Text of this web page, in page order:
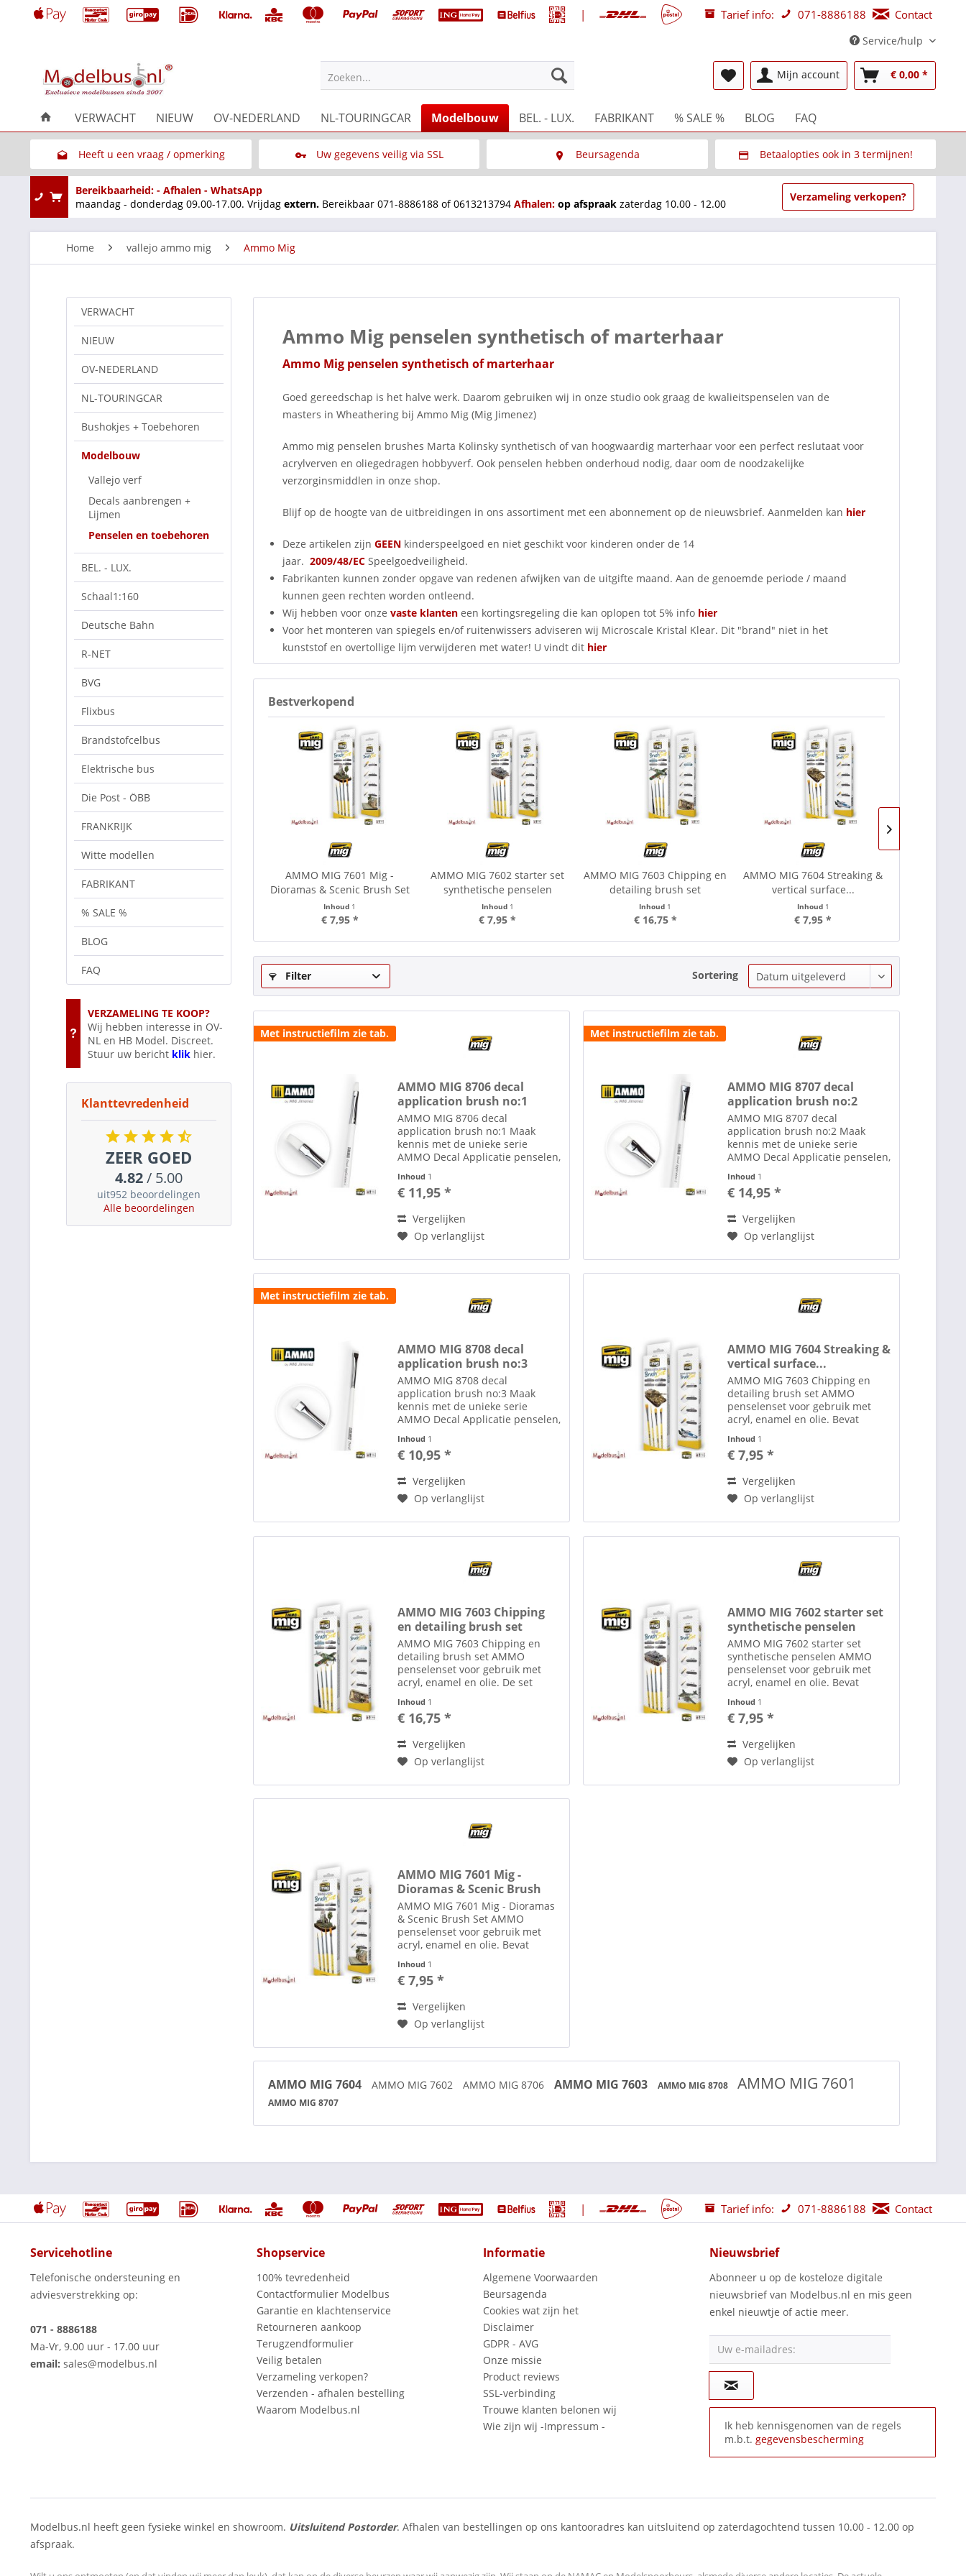
| Tarief info: 071-8886188 Contact
Service/hulp
Zoeken... Mijn account € 0,00 *
VERWACHT NIEUW OV-NEDERLAND NL-TOURINGCAR Modelbouw BEL. - LUX. FABRIKANT % SALE % BLOG FAQ
Heeft u een vraag / opmerking
Link naar het contactformulier
Uw gegevens veilig via SSL Beursagenda Betaalopties ook in 3 termijnen!
Via Multisafepay (veilig via SSL)
Bereikbaarheid: - Afhalen - WhatsApp
maandag - donderdag 09.00-17.00. Vrijdag extern. Bereikbaar 071-8886188 of 0613213794 Afhalen: op afspraak zaterdag 10.00 - 12.00
Verzameling verkopen?
Home vallejo ammo mig Ammo Mig
VERWACHT
NIEUW
OV-NEDERLAND
NL-TOURINGCAR
Bushokjes + Toebehoren
Modelbouw
Vallejo verf
Decals aanbrengen +
Lijmen
Penselen en toebehoren
BEL. - LUX.
Schaal1:160
Deutsche Bahn
R-NET
BVG
Flixbus
Brandstofcelbus
Elektrische bus
Die Post - ÖBB
FRANKRIJK
Witte modellen
FABRIKANT
% SALE %
BLOG
FAQ
VERZAMELING TE KOOP?
Wij hebben interesse in OV-
NL en HB Model. Discreet.
Stuur uw bericht klik hier.
Klanttevredenheid
ZEER GOED
4.82/ 5.00
uit952 beoordelingen
Alle beoordelingen
Ammo Mig penselen synthetisch of marterhaar
Ammo Mig penselen synthetisch of marterhaar
Goed gereedschap is het halve werk. Daarom gebruiken wij in onze studio ook graag de kwalieitspenselen van de
masters in Wheathering bij Ammo Mig (Mig Jimenez)
Ammo mig penselen brushes Marta Kolinsky synthetisch of van hoogwaardig marterhaar voor een perfect reslutaat voor
acrylverven en oliegedragen hobbyverf. Ook penselen hebben onderhoud nodig, daar oom de noodzakelijke
verzorginsmiddlen in onze shop.
Blijf op de hoogte van de uitbreidingen in ons assortiment met een abonnement op de nieuwsbrief. Aanmelden kan hier
Deze artikelen zijn GEEN kinderspeelgoed en niet geschikt voor kinderen onder de 14
jaar. 2009/48/EC Speelgoedveiligheid.
Fabrikanten kunnen zonder opgave van redenen afwijken van de uitgifte maand. Aan de genoemde periode / maand
kunnen geen rechten worden ontleend.
Wij hebben voor onze vaste klanten een kortingsregeling die kan oplopen tot 5% info hier
Voor het monteren van spiegels en/of ruitenwissers adviseren wij Microscale Kristal Klear. Dit "brand" niet in het
kunststof en overtollige lijm verwijderen met water! U vindt dit hier
Bestverkopend
AMMO MIG 7601 Mig -
Dioramas & Scenic Brush Set
Inhoud 1
€ 7,95 *
AMMO MIG 7602 starter set
synthetische penselen
Inhoud 1
€ 7,95 *
AMMO MIG 7603 Chipping en
detailing brush set
Inhoud 1
€ 16,75 *
AMMO MIG 7604 Streaking &
vertical surface...
Inhoud 1
€ 7,95 *
Filter Sortering
Met instructiefilm zie tab.
AMMO MIG 8706 decal
application brush no:1
AMMO MIG 8706 decal
application brush no:1 Maak
kennis met de unieke serie
AMMO Decal Applicatie penselen,
haar, die zowel het lakwerk van
het model als de decals zelf
Inhoud 1
€ 11,95 *
Vergelijken
Op verlanglijst
Met instructiefilm zie tab.
AMMO MIG 8707 decal
application brush no:2
AMMO MIG 8707 decal
application brush no:2 Maak
kennis met de unieke serie
AMMO Decal Applicatie penselen,
haar, die zowel het lakwerk van
het model als de decals zelf
Inhoud 1
€ 14,95 *
Vergelijken
Op verlanglijst
Met instructiefilm zie tab.
AMMO MIG 8708 decal
application brush no:3
AMMO MIG 8708 decal
application brush no:3 Maak
kennis met de unieke serie
AMMO Decal Applicatie penselen,
haar, die zowel het lakwerk van
het model als de decals zelf
Inhoud 1
€ 10,95 *
Vergelijken
Op verlanglijst
AMMO MIG 7604 Streaking &
vertical surface...
AMMO MIG 7603 Chipping en
detailing brush set AMMO
penselenset voor gebruik met
acryl, enamel en olie. Bevat
verschillende vormen voor
veelzijdigheid en een breed scala
penselen die...
Inhoud 1
€ 7,95 *
Vergelijken
Op verlanglijst
AMMO MIG 7603 Chipping
en detailing brush set
AMMO MIG 7603 Chipping en
detailing brush set AMMO
penselenset voor gebruik met
acryl, enamel en olie. De set
en synthetische borstels voor
veelzijdigheid en een breed scala
Inhoud 1
€ 16,75 *
Vergelijken
Op verlanglijst
AMMO MIG 7602 starter set
synthetische penselen
AMMO MIG 7602 starter set
synthetische penselen AMMO
penselenset voor gebruik met
acryl, enamel en olie. Bevat
hoogwaardige kwaliteit voor een
breed scala aan toepassingen. De
Inhoud 1
€ 7,95 *
Vergelijken
Op verlanglijst
AMMO MIG 7601 Mig -
Dioramas & Scenic Brush
Set
AMMO MIG 7601 Mig - Dioramas
& Scenic Brush Set AMMO
penselenset voor gebruik met
acryl, enamel en olie. Bevat
hoogwaardige kwaliteit voor een
breed scala aan toepassingen. De
Inhoud 1
€ 7,95 *
Vergelijken
Op verlanglijst
AMMO MIG 7604 AMMO MIG 7602 AMMO MIG 8706 AMMO MIG 7603 AMMO MIG 8708 AMMO MIG 7601
AMMO MIG 8707
| Tarief info: 071-8886188 Contact
Servicehotline
Telefonische ondersteuning en
adviesverstrekking op:
071 - 8886188
Ma-Vr, 9.00 uur - 17.00 uur
email: sales@modelbus.nl
Shopservice
100% tevredenheid
Contactformulier Modelbus
Garantie en klachtenservice
Retourneren aankoop
Terugzendformulier
Veilig betalen
Verzameling verkopen?
Verzenden - afhalen bestelling
Waarom Modelbus.nl
Informatie
Algemene Voorwaarden
Beursagenda
Cookies wat zijn het
Disclaimer
GDPR - AVG
Onze missie
Product reviews
SSL-verbinding
Trouwe klanten belonen wij
Wie zijn wij -Impressum -
Nieuwsbrief
Abonneer u op de kosteloze digitale
nieuwsbrief van Modelbus.nl en mis geen
enkel nieuwtje of actie meer.
Uw e-mailadres:
Ik heb kennisgenomen van de regels
m.b.t. gegevensbescherming
Modelbus.nl heeft geen fysieke winkel en showroom. Uitsluitend Postorder. Afhalen van bestellingen op ons kantooradres kan uitsluitend op zaterdagochtend tussen 10.00 - 12.00 op
afspraak.